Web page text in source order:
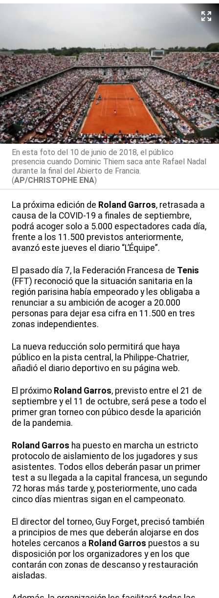
En esta foto del 10 de junio de 2018, el público
presencia cuando Dominic Thiem saca ante Rafael Nadal
durante la final del Abierto de Francia.
(AP/CHRISTOPHE ENA)
La próxima edición de Roland Garros, retrasada a
causa de la COVID-19 a finales de septiembre,
podrá acoger solo a 5.000 espectadores cada día,
frente a los 11.500 previstos anteriormente,
avanzó este jueves el diario “L’Équipe”.
El pasado día 7, la Federación Francesa de Tenis
(FFT) reconoció que la situación sanitaria en la
región parisina había empeorado y les obligaba a
renunciar a su ambición de acoger a 20.000
personas para dejar esa cifra en 11.500 en tres
zonas independientes.
La nueva reducción solo permitirá que haya
público en la pista central, la Philippe-Chatrier,
añadió el diario deportivo en su página web.
El próximo Roland Garros, previsto entre el 21 de
septiembre y el 11 de octubre, será pese a todo el
primer gran torneo con púbico desde la aparición
de la pandemia.
Roland Garros ha puesto en marcha un estricto
protocolo de aislamiento de los jugadores y sus
asistentes. Todos ellos deberán pasar un primer
test a su llegada a la capital francesa, un segundo
72 horas más tarde y, posteriormente, uno cada
cinco días mientras sigan en el campeonato.
El director del torneo, Guy Forget, precisó también
a principios de mes que deberán alojarse en dos
hoteles cercanos a Roland Garros puestos a su
disposición por los organizadores y en los que
contarán con zonas de descanso y restauración
aisladas.